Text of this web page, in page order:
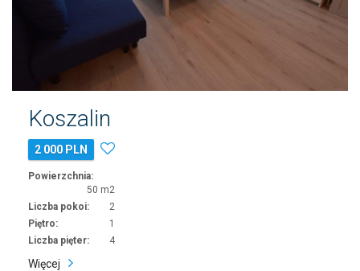
Koszalin
2 000 PLN
Powierzchnia:
50 m2
Liczba pokoi:
2
Piętro:
1
Liczba pięter:
4
Więcej